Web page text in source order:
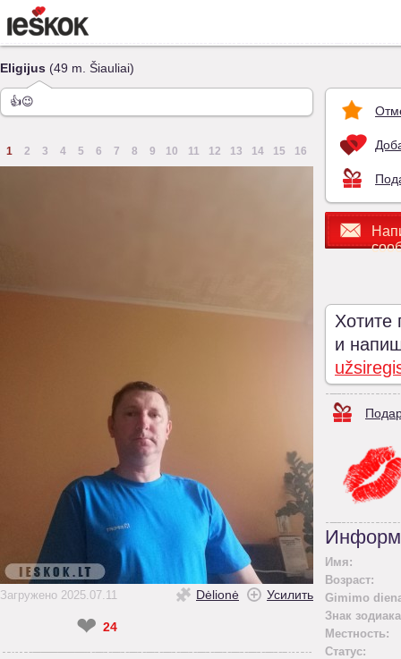
Eligijus (49 m. Šiauliai)
👍😉
1 2 3 4 5 6 7 8 9 10 11 12 13 14 15 16
Загружено 2025.07.11 Dėlionė Усилить
❤ 24
Хотите
и
Имя:
Возраст:
Gimimo
Знак
Местность:
Статус: